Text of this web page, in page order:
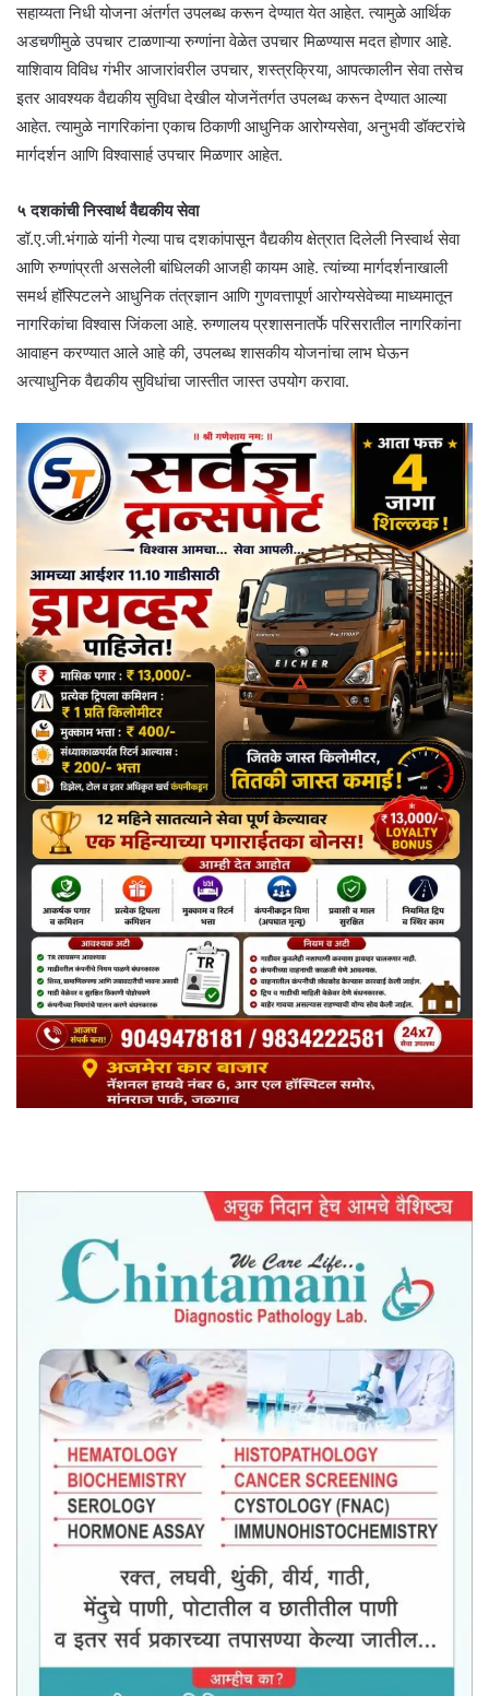
सहाय्यता निधी योजना अंतर्गत उपलब्ध करून देण्यात येत आहेत. त्यामुळे आर्थिक
अडचणीमुळे उपचार टाळणाऱ्या रुग्णांना वेळेत उपचार मिळण्यास मदत होणार आहे.
याशिवाय विविध गंभीर आजारांवरील उपचार, शस्त्रक्रिया, आपत्कालीन सेवा तसेच
इतर आवश्यक वैद्यकीय सुविधा देखील योजनेंतर्गत उपलब्ध करून देण्यात आल्या
आहेत. त्यामुळे नागरिकांना एकाच ठिकाणी आधुनिक आरोग्यसेवा, अनुभवी डॉक्टरांचे
मार्गदर्शन आणि विश्वासार्ह उपचार मिळणार आहेत.
५ दशकांची निस्वार्थ वैद्यकीय सेवा
डॉ.ए.जी.भंगाळे यांनी गेल्या पाच दशकांपासून वैद्यकीय क्षेत्रात दिलेली निस्वार्थ सेवा
आणि रुग्णांप्रती असलेली बांधिलकी आजही कायम आहे. त्यांच्या मार्गदर्शनाखाली
समर्थ हॉस्पिटलने आधुनिक तंत्रज्ञान आणि गुणवत्तापूर्ण आरोग्यसेवेच्या माध्यमातून
नागरिकांचा विश्वास जिंकला आहे. रुग्णालय प्रशासनातर्फे परिसरातील नागरिकांना
आवाहन करण्यात आले आहे की, उपलब्ध शासकीय योजनांचा लाभ घेऊन
अत्याधुनिक वैद्यकीय सुविधांचा जास्तीत जास्त उपयोग करावा.